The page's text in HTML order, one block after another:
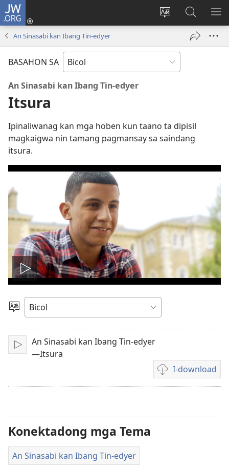
JW.ORG
Ribayan
lengguwahe
kan
Mag-
log
new
Hanapon
sa
JW.ORG
An Sinasabi kan Ibang Tin-edyer
BASAHON SA
An Sinasabi kan Ibang Tin-edyer
Itsura
Ipinaliwanag kan mga hoben kun taano ta dipisil
magkaigwa nin tamang pagmansay sa saindang
itsura.
I-
play
an
video
Pumili
Lengguwahe
I-
An Sinasabi kan Ibang Tin-edyer
—Itsura
I-download
Mga
opsiyon
Konektadong mga Tema
An Sinasabi kan Ibang Tin-edyer